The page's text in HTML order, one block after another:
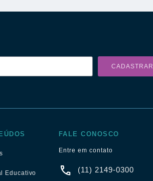
CADASTRAR
Educativo
FALE CONOSCO
Entre em contato
(11) 2149-0300